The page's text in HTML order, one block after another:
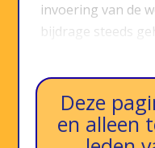
invoering van de
bijdrage steeds
Deze
en alleen